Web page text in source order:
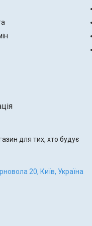
для тих, хто будує
20, Київ, Україна